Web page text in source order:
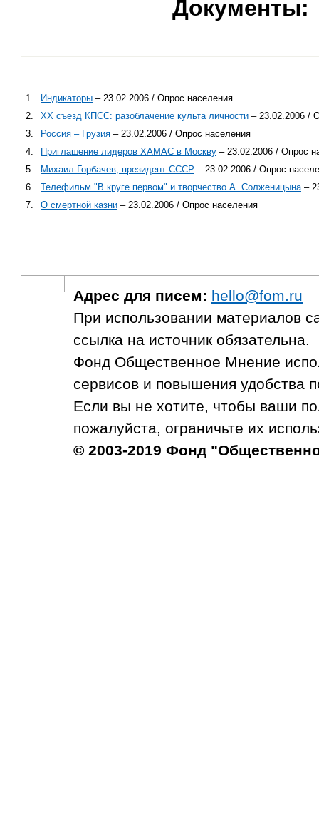
Документы:
1. Индикаторы – 23.02.2006 / Опрос населения
2.
XX съезд КПСС: разоблачение культа личности – 23.02.2006 /
3.
Россия – Грузия – 23.02.2006 / Опрос населения
4.
Приглашение лидеров ХАМАС в Москву – 23.02.2006 / Опрос
5.
Михаил Горбачев, президент СССР – 23.02.2006 / Опрос
6.
Телефильм "В круге первом" и творчество А. Солженицына –
7.
О смертной казни – 23.02.2006 / Опрос населения
Адрес для писем: hello@fom.ru
При использовании материалов
ссылка на источник обязательна.
Фонд Общественное Мнение
сервисов и повышения удобства
Если вы не хотите, чтобы ваши
пожалуйста, ограничьте их
© 2003-2019 Фонд